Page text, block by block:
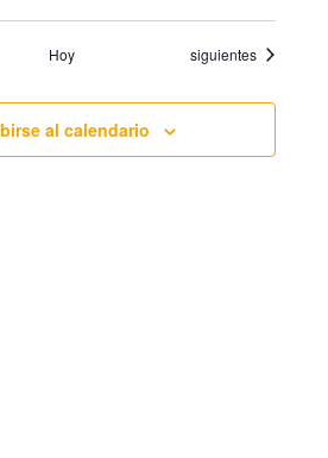
Hoy Eventos
siguientes
al calendario